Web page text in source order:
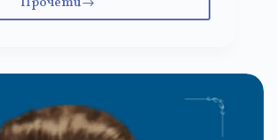
17